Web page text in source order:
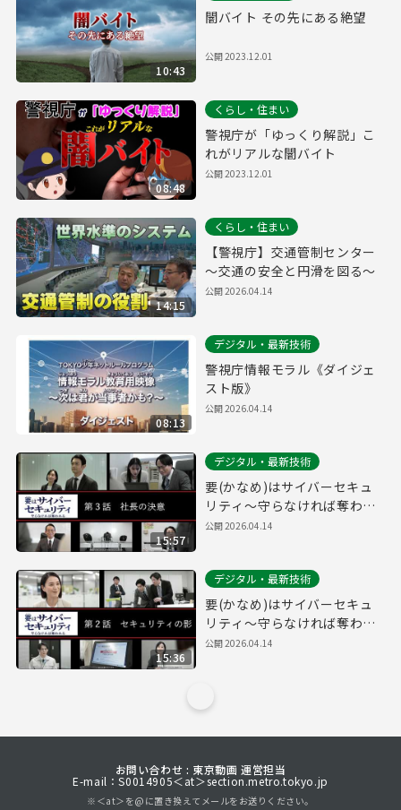
10:43
闇バイト その先にある絶望
公開2023.12.01
08:48
くらし・住まい
警視庁が「ゆっくり解説」こ
れがリアルな闇バイト
公開2023.12.01
14:15
くらし・住まい
【警視庁】交通管制センター
～交通の安全と円滑を図る～
公開2026.04.14
08:13
デジタル・最新技術
警視庁情報モラル《ダイジェ
スト版》
公開2026.04.14
15:57
デジタル・最新技術
要(かなめ)はサイバーセキュ
リティ～守らなければ奪われ
る～第３話「社長の決意」(経
公開2026.04.14
15:36
デジタル・最新技術
要(かなめ)はサイバーセキュ
リティ～守らなければ奪われ
る～第２話「セキュリティの
公開2026.04.14
お問い合わせ : 東京動画 運営担当
E-mail：S0014905＜at＞section.metro.tokyo.jp
※＜at＞を@に置き換えてメールをお送りください。